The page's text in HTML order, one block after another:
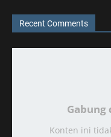
Recent Comments
Gabung
Konten ini